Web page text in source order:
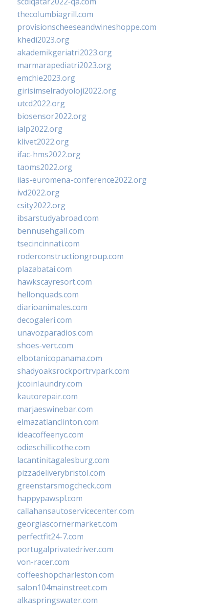
thecolumbiagrill.com
provisionscheeseandwineshoppe.com
khedi2023.org
akademikgeriatri2023.org
marmarapediatri2023.org
emchie2023.org
girisimselradyoloji2022.org
utcd2022.org
biosensor2022.org
ialp2022.org
klivet2022.org
ifac-hms2022.org
taoms2022.org
iias-euromena-conference2022.org
ivd2022.org
csity2022.org
ibsarstudyabroad.com
bennusehgall.com
tsecincinnati.com
roderconstructiongroup.com
plazabatai.com
hawkscayresort.com
hellonquads.com
diarioanimales.com
decogaleri.com
unavozparadios.com
shoes-vert.com
elbotanicopanama.com
shadyoaksrockportrvpark.com
jccoinlaundry.com
kautorepair.com
marjaeswinebar.com
elmazatlanclinton.com
ideacoffeenyc.com
odieschillicothe.com
lacantinitagalesburg.com
pizzadeliverybristol.com
greenstarsmogcheck.com
happypawspl.com
callahansautoservicecenter.com
georgiascornermarket.com
perfectfit24-7.com
portugalprivatedriver.com
von-racer.com
coffeeshopcharleston.com
salon104mainstreet.com
alkaspringswater.com